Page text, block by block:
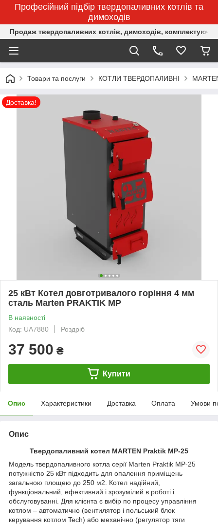
Професійний підбір твердопаливних котлів та
димоходів
Продаж твердопаливних котлів, димоходів,
Товари та послуги КОТЛИ ТВЕРДОПАЛИВНІ
Доставка!
25 кВт Котел довготривалого горіння 4 мм
сталь Marten PRAKTIK MP
В наявності
Код: UA7880
Роздріб
37 500 ₴
Купити
Опис Характеристики Доставка Оплата Умови
Опис
Твердопаливний котел MARTEN Praktik MP-25
Модель твердопаливного котла серії Marten Praktik MP-25
потужністю 25 кВт підходить для опалення приміщень
загальною площею до 250 м2. Котел надійний,
функціональний, ефективний і зрозумілий в роботі і
обслуговуванні. Для клієнта є вибір по процесу управління
котлом – автоматично (вентилятор і польський блок
керування котлом Tech) або механічно (регулятор тяги